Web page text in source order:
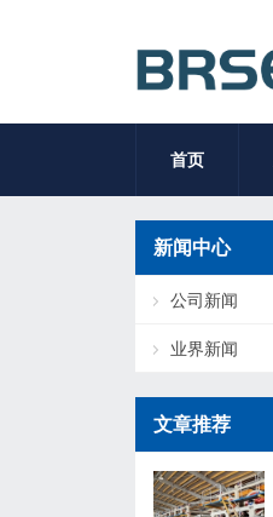
首页
新闻中心
公司新闻
业界新闻
文章推荐